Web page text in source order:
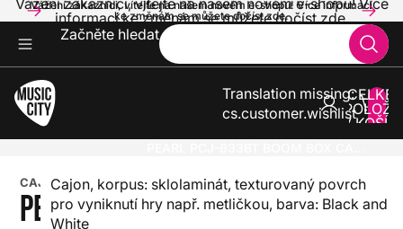
Vážení zákazníci, vítejte na našem novém e-shopu! Více informací
ke změnám se můžete dočíst zde.
Vážení zákazníci, vítejte na našem novém e-shopu! Více
informací ke změnám se můžete dočíst zde.
Začněte hledat
Translation missing:
cs.customer.wishlist
V
0
CAJONY
PEARL PCJ-
Cajon, korpus: sklolaminát, texturovaný povrch
pro vyniknutí hry např. metličkou, barva: Black and
White